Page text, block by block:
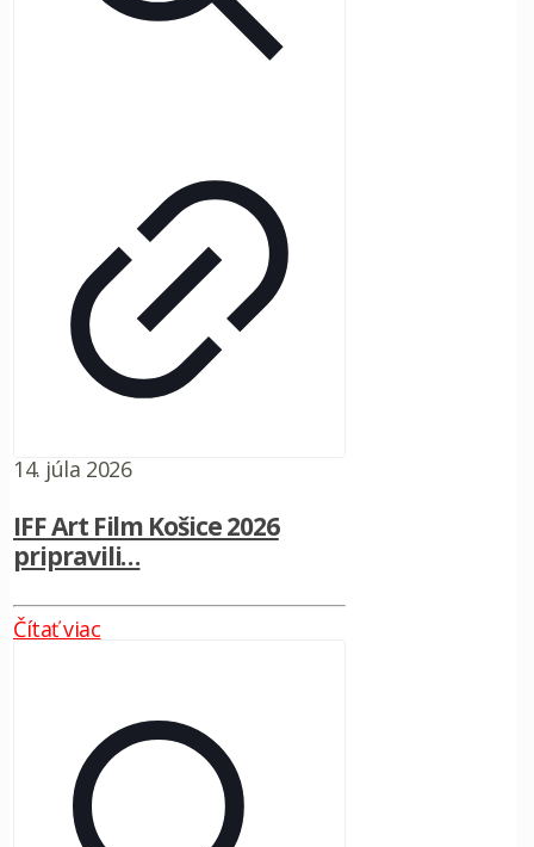
14. júla 2026
IFF Art Film Košice 2026
pripravili…
Čítať viac